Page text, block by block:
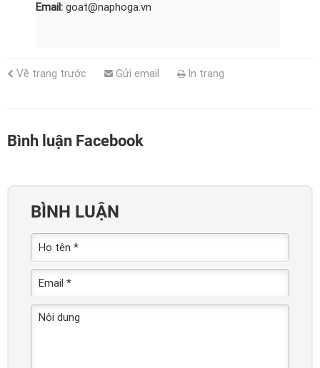
Email:goat@naphoga.vn
Về trang trước Gửi email In trang
Bình luận Facebook
BÌNH LUẬN